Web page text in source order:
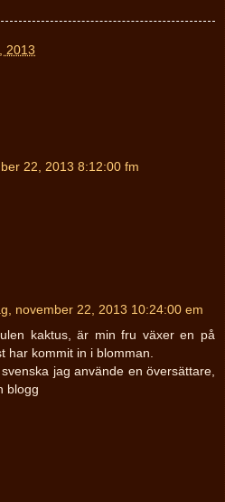
2013
22, 2013 8:12:00 fm
november 22, 2013 10:24:00 em
kaktus, är min fru växer en på
har kommit in i blomman.
jag använde en översättare,
blogg